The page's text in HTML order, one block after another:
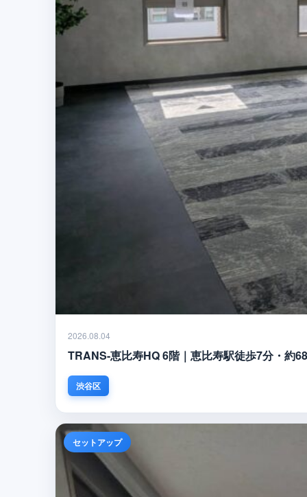
2026.08.04
TRANS-恵比寿HQ 6階｜恵比寿駅徒歩7分・約
渋谷区
セットアップ